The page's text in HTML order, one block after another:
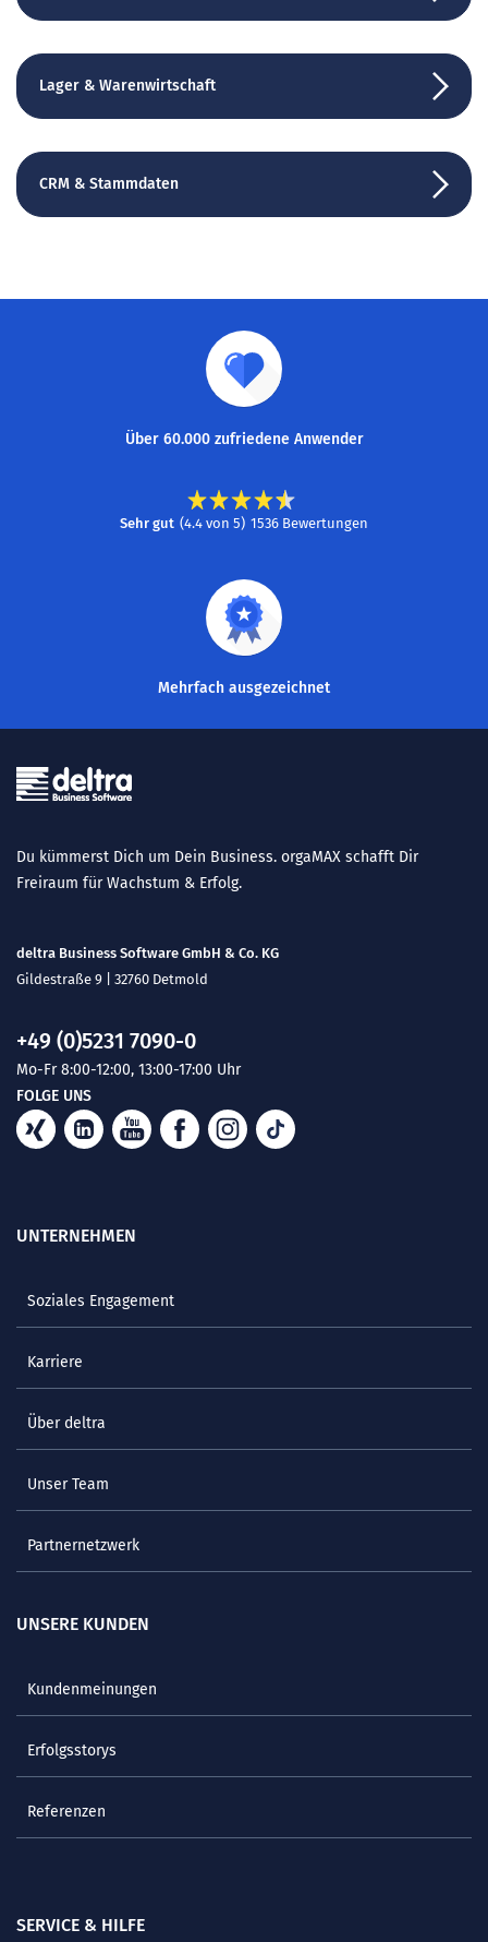
Lager & Warenwirtschaft
CRM & Stammdaten
Über 60.000 zufriedene Anwender
Sehr gut (4.4 von 5) 1536 Bewertungen
Mehrfach ausgezeichnet
Du kümmerst Dich um Dein Business. orgaMAX schafft Dir
Freiraum für Wachstum & Erfolg.
deltra Business Software GmbH & Co. KG
Gildestraße 9 | 32760 Detmold
+49 (0)5231 7090-0
Mo-Fr 8:00-12:00, 13:00-17:00 Uhr
FOLGE UNS
UNTERNEHMEN
Soziales Engagement
Karriere
Über deltra
Unser Team
Partnernetzwerk
UNSERE KUNDEN
Kundenmeinungen
Erfolgsstorys
Referenzen
SERVICE & HILFE